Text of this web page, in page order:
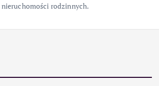
nieruchomości rodzinnych.